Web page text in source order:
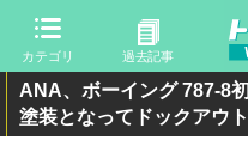
カテゴリ 過去記事
ANA、ボーイング 787-8
塗装となってドックアウト